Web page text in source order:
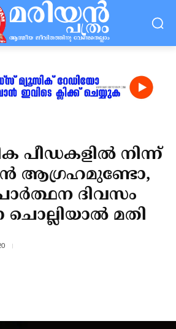
പീഡകളില്‍ നിന്ന്
ആഗ്രഹമുണ്ടോ,
ദിവസം
മതി